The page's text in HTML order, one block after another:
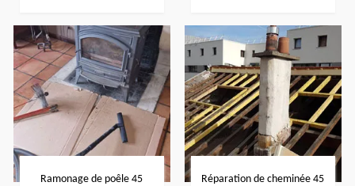
Ramonage de poêle 45 Réparation de cheminée 45